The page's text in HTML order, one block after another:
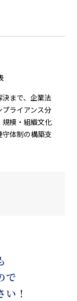
まで、企業法
ライアンス分
模・組織文化
体制の構築支
で
！